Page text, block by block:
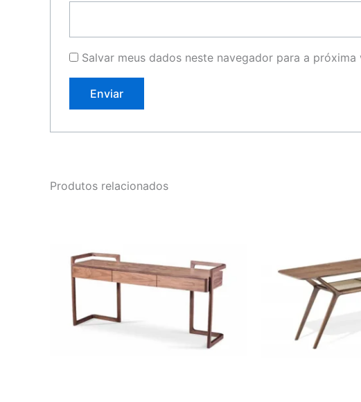
Salvar meus dados neste navegador para a próxima
Produtos relacionados